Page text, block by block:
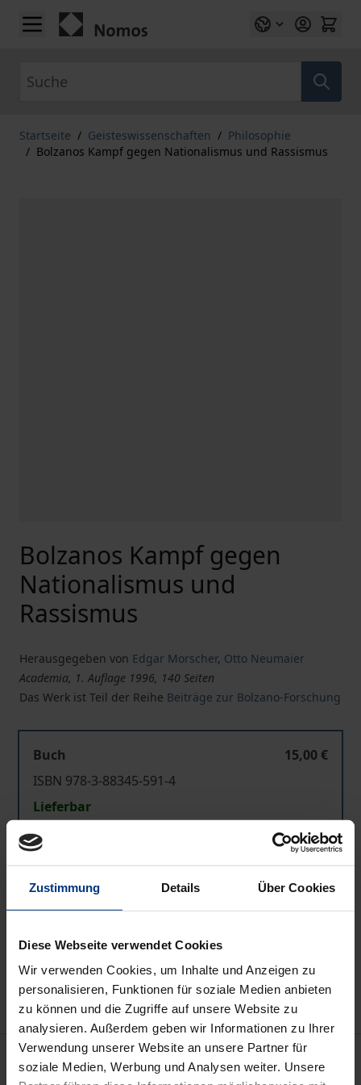
Zustimmung Details Über Cookies
Diese Webseite verwendet Cookies
Wir verwenden Cookies, um Inhalte und Anzeigen zu
personalisieren, Funktionen für soziale Medien anbieten
zu können und die Zugriffe auf unsere Website zu
analysieren. Außerdem geben wir Informationen zu Ihrer
Verwendung unserer Website an unsere Partner für
soziale Medien, Werbung und Analysen weiter. Unsere
Zum Inhalt springen
Startseite / Geisteswissenschaften / Philosophie
/ Bolzanos Kampf gegen Nationalismus und Rassismus
Bolzanos Kampf gegen
Nationalismus und
Rassismus
Herausgegeben von Edgar Morscher, Otto Neumaier
Academia, 1. Auflage 1996, 140 Seiten
Das Werk ist Teil der Reihe Beiträge zur Bolzano-Forschung
Buch
15,00 €
ISBN 978-3-88345-591-4
Lieferbar
Preisangaben inkl. MwSt. Abhängig von der Lieferadresse
kann die MwSt. an der Kasse variieren.
Zur Wunschliste hinzufügen
Hinweise zu Versandkosten
Beschreibung